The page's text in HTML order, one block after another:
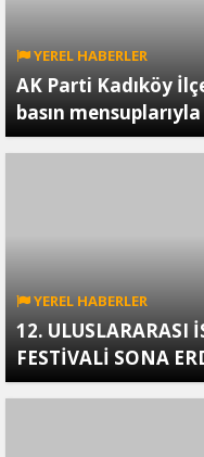
YEREL HABERLER
AK Parti Kadıköy
basın
YEREL HABERLER
12. ULUSLARARASI
FESTİVALİ SONA